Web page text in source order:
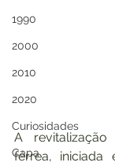
1990
2000
2010
2020
Curiosidades
Capa
A
férrea, iniciada